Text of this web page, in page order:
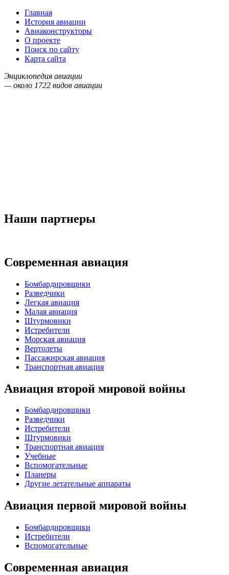
Главная
История авиации
Авиаконструкторы
О проекте
Поиск по сайту
Карта сайта
Энциклопедия авиации
— около 1722 видов авиации
Наши партнеры
Современная авиация
Бомбардировщики
Разведчики
Легкая авиация
Малая авиация
Штурмовики
Истребители
Морская авиация
Вертолеты
Пассажирская авиация
Транспортная авиация
Авиация второй мировой войны
Бомбардировщики
Разведчики
Истребители
Штурмовики
Транспортная авиация
Учебные
Вспомогательные
Планеры
Другие летательные аппараты
Авиация первой мировой войны
Бомбардировщики
Истребители
Вспомогательные
Современная авиация